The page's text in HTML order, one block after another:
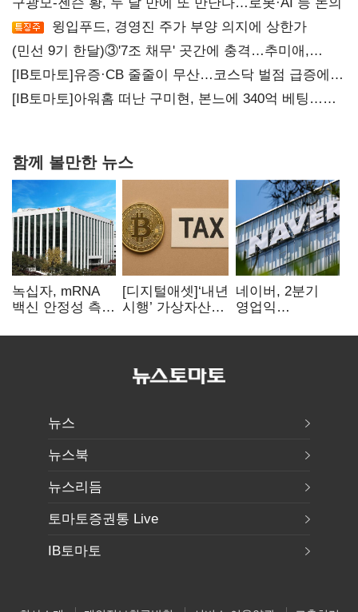
윙입푸드, 경영진 주가 부양 의지에 상한가
(민선 9기 한달)③'7조 채무' 곳간에 충격…추미애,
20년만에 '비상재정' 선언 승부수
[IB토마토]유증·CB 줄줄이 무산…코스닥 벌점 급증에
상폐 압박
[IB토마토]아워홈 떠난 구미현, 본느에 340억 베팅…
함께 볼만한 뉴스
녹십자, mRNA
백신 안정성 측정
[디지털애셋]‘내년
시행’ 가상자산
문턱 넘을까
네이버, 2분기
영업익
전년비 0.2%
뉴스
뉴스북
뉴스리듬
토마토증권통 Live
IB토마토